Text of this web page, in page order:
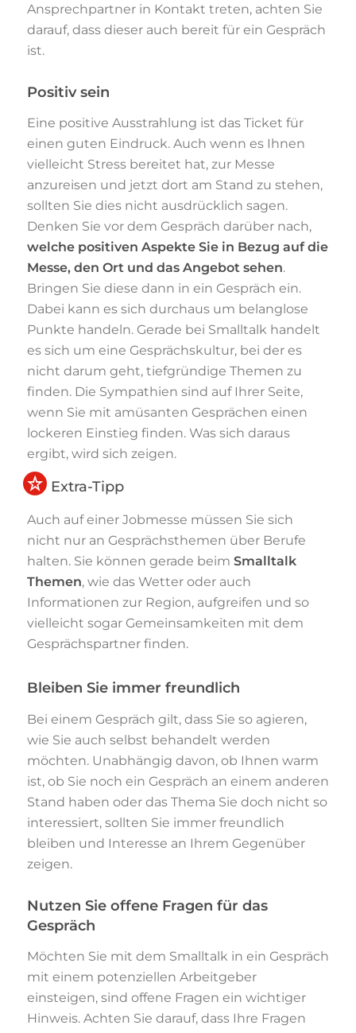
Ansprechpartner in Kontakt treten, achten Sie
darauf, dass dieser auch bereit für ein Gespräch
ist.
Positiv sein
Eine positive Ausstrahlung ist das Ticket für
einen guten Eindruck. Auch wenn es Ihnen
vielleicht Stress bereitet hat, zur Messe
anzureisen und jetzt dort am Stand zu stehen,
sollten Sie dies nicht ausdrücklich sagen.
Denken Sie vor dem Gespräch darüber nach,
welche positiven Aspekte Sie in Bezug auf die
Messe, den Ort und das Angebot sehen.
Bringen Sie diese dann in ein Gespräch ein.
Dabei kann es sich durchaus um belanglose
Punkte handeln. Gerade bei Smalltalk handelt
es sich um eine Gesprächskultur, bei der es
nicht darum geht, tiefgründige Themen zu
finden. Die Sympathien sind auf Ihrer Seite,
wenn Sie mit amüsanten Gesprächen einen
lockeren Einstieg finden. Was sich daraus
ergibt, wird sich zeigen.
Extra-Tipp
Auch auf einer Jobmesse müssen Sie sich
nicht nur an Gesprächsthemen über Berufe
halten. Sie können gerade beim Smalltalk
Themen, wie das Wetter oder auch
Informationen zur Region, aufgreifen und so
vielleicht sogar Gemeinsamkeiten mit dem
Gesprächspartner finden.
Bleiben Sie immer freundlich
Bei einem Gespräch gilt, dass Sie so agieren,
wie Sie auch selbst behandelt werden
möchten. Unabhängig davon, ob Ihnen warm
ist, ob Sie noch ein Gespräch an einem anderen
Stand haben oder das Thema Sie doch nicht so
interessiert, sollten Sie immer freundlich
bleiben und Interesse an Ihrem Gegenüber
zeigen.
Nutzen Sie offene Fragen für das
Gespräch
Möchten Sie mit dem Smalltalk in ein Gespräch
mit einem potenziellen Arbeitgeber
einsteigen, sind offene Fragen ein wichtiger
Hinweis. Achten Sie darauf, dass Ihre Fragen